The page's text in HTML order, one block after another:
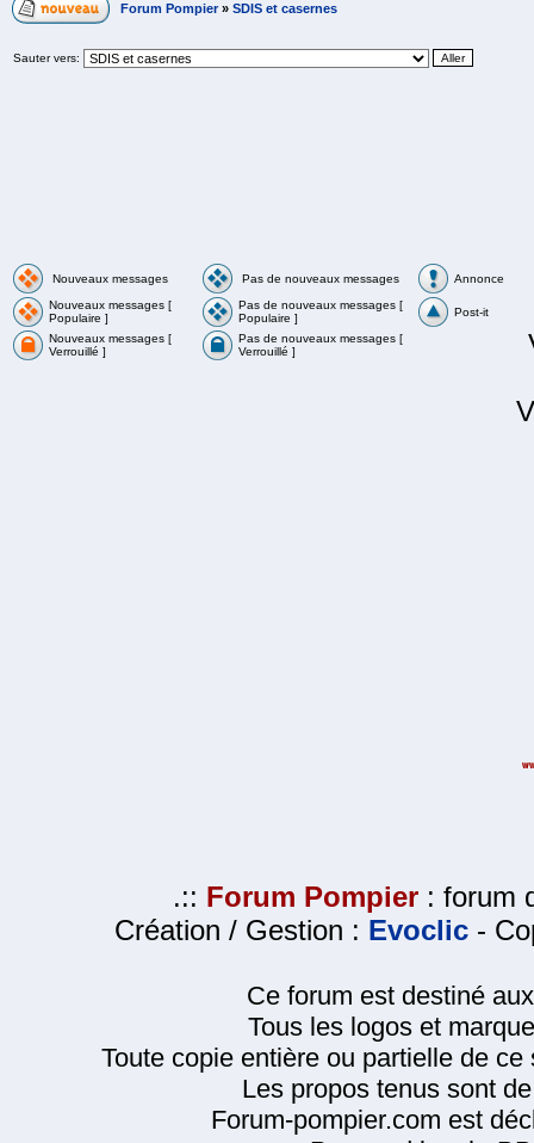
Forum Pompier » SDIS et casernes
Sauter vers:
Nouveaux messages Pas de nouveaux messages
Annonce
Nouveaux messages [
Populaire ]
Pas de nouveaux messages [
Populaire ]
Post-it
Nouveaux messages [
Verrouillé ]
Pas de nouveaux messages [
Verrouillé ]
.:: Forum Pompier : forum
Création / Gestion : Evoclic -
Ce forum est destiné
Tous les logos et
Toute copie entière ou partielle de
Les propos tenus sont
Forum-pompier.com est